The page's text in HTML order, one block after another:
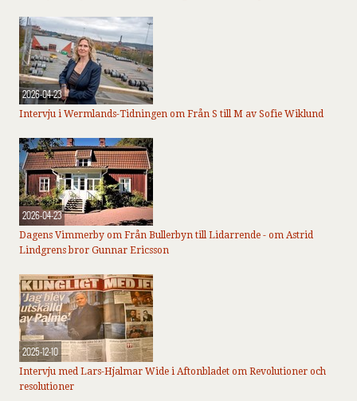
2026-04-23
Intervju i Wermlands-Tidningen om Från S till M av Sofie Wiklund
2026-04-23
Dagens Vimmerby om Från Bullerbyn till Lidarrende - om Astrid
Lindgrens bror Gunnar Ericsson
2025-12-10
Intervju med Lars-Hjalmar Wide i Aftonbladet om Revolutioner och
resolutioner